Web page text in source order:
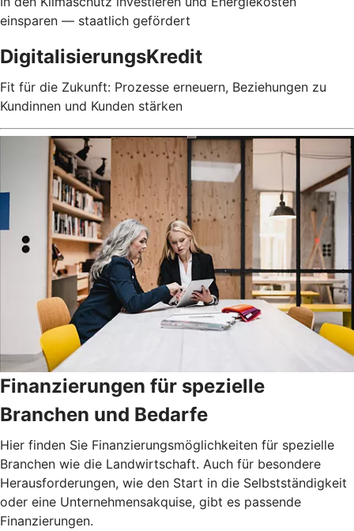
einsparen — staatlich gefördert
DigitalisierungsKredit
Fit für die Zukunft: Prozesse erneuern, Beziehungen zu
Kundinnen und Kunden stärken
Finanzierungen für spezielle
Branchen und Bedarfe
Hier finden Sie Finanzierungsmöglichkeiten für spezielle
Branchen wie die Landwirtschaft. Auch für besondere
Herausforderungen, wie den Start in die Selbstständigkeit
oder eine Unternehmensakquise, gibt es passende
Finanzierungen.